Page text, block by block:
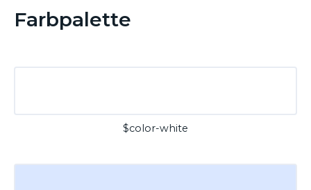
Farbpalette
$color-white